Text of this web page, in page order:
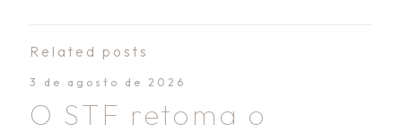
Related posts
3 de agosto de 2026
O STF retoma o